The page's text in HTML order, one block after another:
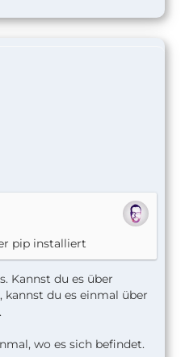
pip installiert
Kannst du es über
kannst du es einmal über
wo es sich befindet.